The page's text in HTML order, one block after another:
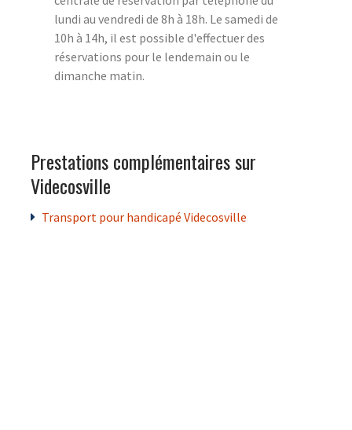
lundi au vendredi de 8h à 18h. Le samedi de
10h à 14h, il est possible d'effectuer des
réservations pour le lendemain ou le
dimanche matin.
Prestations complémentaires sur
Videcosville
Transport pour handicapé Videcosville